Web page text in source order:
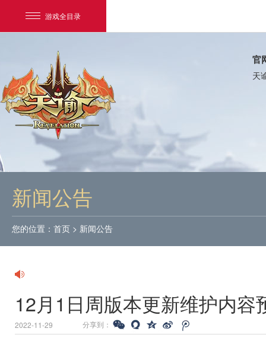
游戏全目录
网易游戏
我的足迹：
官
天
新闻公告
您的位置： 首页 > 新闻公告
12月1日周版本更新维护内容
2022-11-29 分享到：